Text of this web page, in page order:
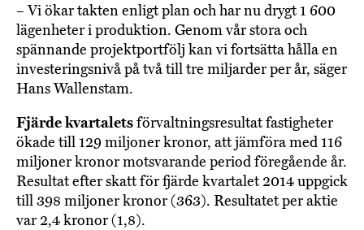
– Vi ökar takten enligt plan och har nu drygt 1 600
lägenheter i produktion. Genom vår stora och
spännande projektportfölj kan vi fortsätta hålla en
investeringsnivå på två till tre miljarder per år, säger
Hans Wallenstam.
Fjärde kvartaletsförvaltningsresultat fastigheter
ökade till 129 miljoner kronor, att jämföra med 116
miljoner kronor motsvarande period föregående år.
Resultat efter skatt för fjärde kvartalet 2014 uppgick
till 398 miljoner kronor (363). Resultatet per aktie
var 2,4 kronor (1,8).